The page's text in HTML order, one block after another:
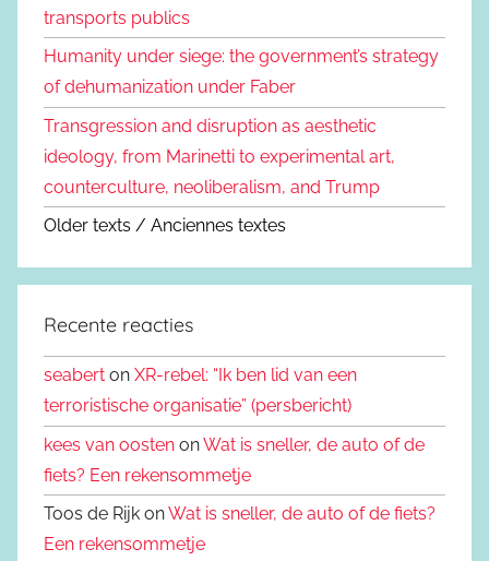
transports publics
Humanity under siege: the government’s strategy
of dehumanization under Faber
Transgression and disruption as aesthetic
ideology, from Marinetti to experimental art,
counterculture, neoliberalism, and Trump
Older texts / Anciennes textes
Recente reacties
seabert on XR-rebel: “Ik ben lid van een
terroristische organisatie” (persbericht)
kees van oosten onWat is sneller, de auto of de
fiets? Een rekensommetje
Toos de Rijk onWat is sneller, de auto of de fiets?
Een rekensommetje